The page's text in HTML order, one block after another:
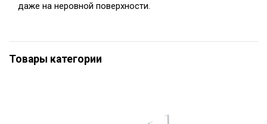
даже на неровной поверхности.
Товары категории